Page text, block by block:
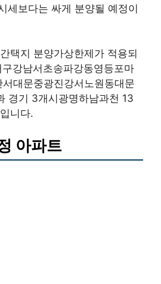
세보다는 싸게 분양될 예정이
택지 분양가상한제가 적용되
강남서초송파강동영등포마
대문중광진강서노원동대문
경기 3개시광명하남과천 13
니다.
아파트